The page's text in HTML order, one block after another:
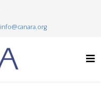
info@canara.org